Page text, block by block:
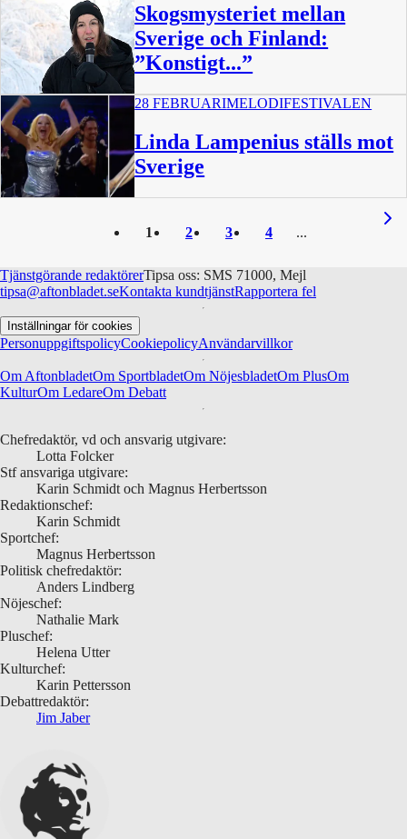
1:01
Skogsmysteriet mellan
Sverige och Finland:
”Konstigt...”
28 FEBRUARIMELODIFESTIVALEN
Linda Lampenius ställs mot
Sverige
1 2 3 4
Tjänstgörande redaktörerTipsa oss: SMS 71000, Mejl
tipsa@aftonbladet.seKontakta kundtjänstRapportera fel
Inställningar för cookies
PersonuppgiftspolicyCookiepolicyAnvändarvillkor
Om AftonbladetOm SportbladetOm NöjesbladetOm PlusOm
KulturOm LedareOm Debatt
Chefredaktör, vd och ansvarig utgivare:
Lotta Folcker
Stf ansvariga utgivare:
Karin Schmidt och Magnus Herbertsson
Redaktionschef:
Karin Schmidt
Sportchef:
Magnus Herbertsson
Politisk chefredaktör:
Anders Lindberg
Nöjeschef:
Nathalie Mark
Pluschef:
Helena Utter
Kulturchef:
Karin Pettersson
Debattredaktör:
Jim Jaber